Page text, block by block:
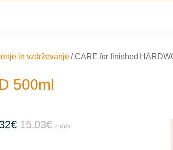
in vzdrževanje /CARE for finished
500ml
€ 15.03€z ddv